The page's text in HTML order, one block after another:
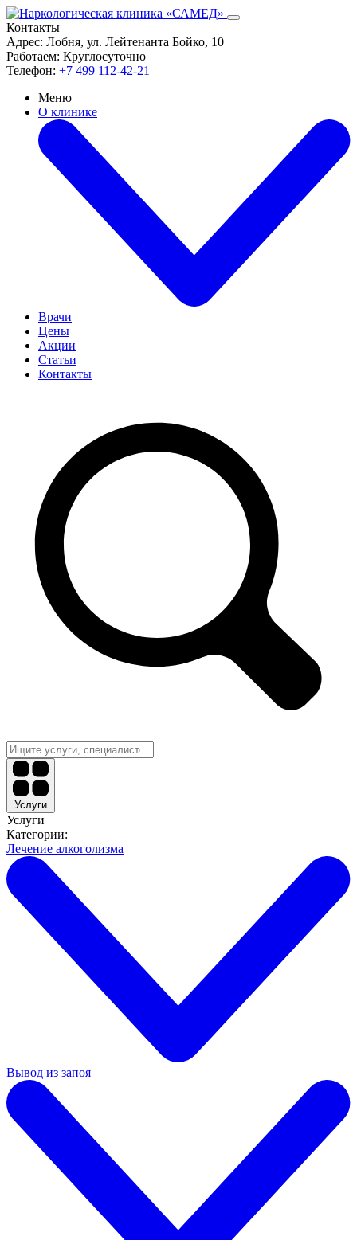
Контакты
Адрес: Лобня, ул. Лейтенанта Бойко, 10
Работаем: Круглосуточно
Телефон: +7 499 112-42-21
Меню
О клинике
Врачи
Цены
Акции
Статьи
Контакты
Услуги
Услуги
Категории:
Лечение алкоголизма
Вывод из запоя